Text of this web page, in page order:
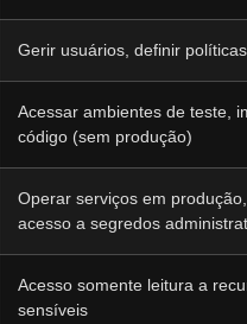
Gerir usuários, definir
Acessar ambientes de teste,
código (sem produção)
Operar serviços em
acesso a segredos
Acesso somente leitura a
sensíveis